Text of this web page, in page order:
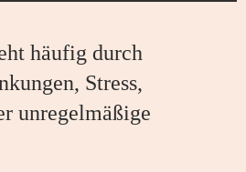
häufig durch
Stress,
unregelmäßige